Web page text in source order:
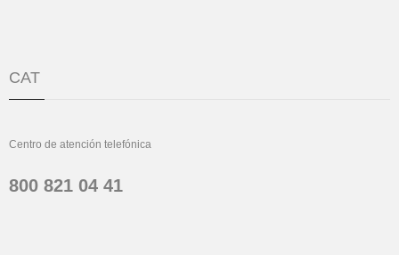
CAT
Centro de atención telefónica
800 821 04 41